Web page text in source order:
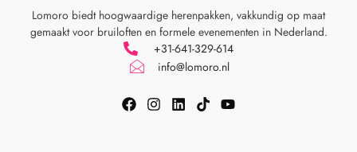
Lomoro biedt hoogwaardige herenpakken, vakkundig op maat
gemaakt voor bruiloften en formele evenementen in Nederland.
+31-641-329-614
info@lomoro.nl